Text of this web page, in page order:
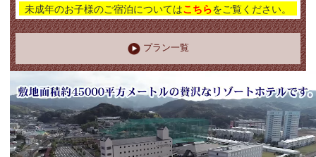
未成年のお子様のご宿泊についてはこちらをご覧ください。
プラン一覧